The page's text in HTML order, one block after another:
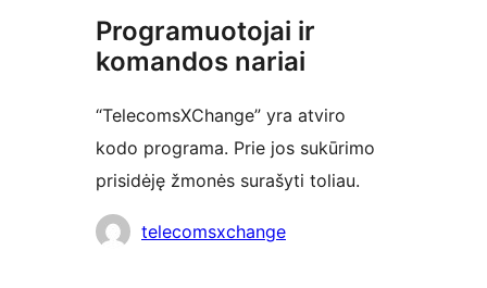
Programuotojai ir
komandos nariai
“TelecomsXChange” yra atviro
kodo programa. Prie jos sukūrimo
prisidėję žmonės surašyti toliau.
Autoriaitelecomsxchange